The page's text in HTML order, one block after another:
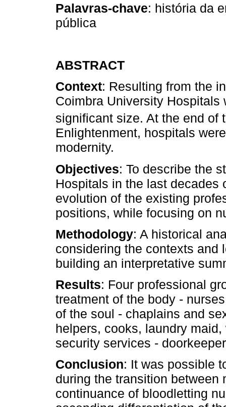
Palavras-chave: história da
pública
ABSTRACT
Context: Resulting from the
Coimbra University
significant size. At the end of
Enlightenment, hospitals
modernity.
Objectives: To describe the
Hospitals in the last decades
evolution of the existing
positions, while focusing on
Methodology: A historical
considering the contexts and
building an interpretative
Results: Four professional
treatment of the body -
of the soul - chaplains and
helpers, cooks, laundry
security services -
Conclusion: It was possible
during the transition between
continuance of bloodletting